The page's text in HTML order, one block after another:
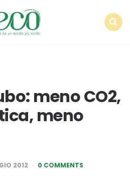
meno CO2,
meno
2012 0 COMMENTS